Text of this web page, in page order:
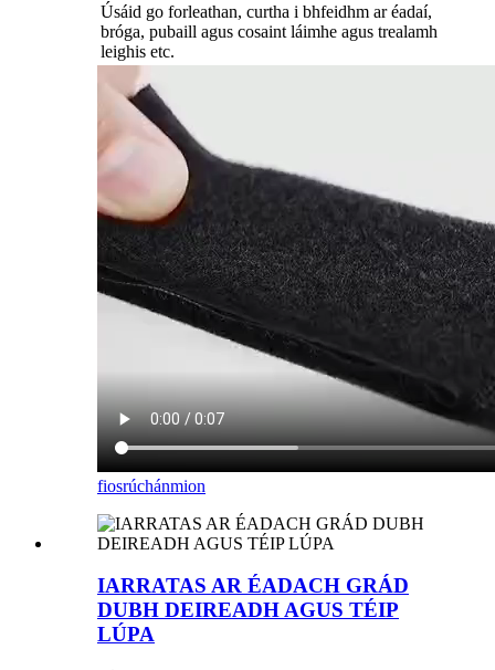
Úsáid go forleathan, curtha i bhfeidhm ar éadaí,
bróga, pubaill agus cosaint láimhe agus trealamh
leighis etc.
fiosrúchánmion
IARRATAS AR ÉADACH GRÁD
DUBH DEIREADH AGUS TÉIP
LÚPA